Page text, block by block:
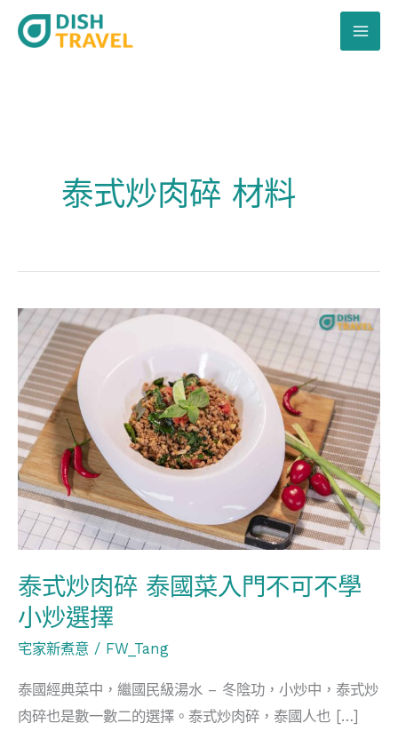
泰式炒肉碎 材料
泰式炒肉碎 泰國菜入門不可不學
小炒選擇
宅家新煮意 / FW_Tang
泰國經典菜中，繼國民級湯水 – 冬陰功，小炒中，泰式炒
肉碎也是數一數二的選擇。泰式炒肉碎，泰國人也 […]
泰
式
炒
肉
碎
泰
國
菜
入
不
可
不
小
炒